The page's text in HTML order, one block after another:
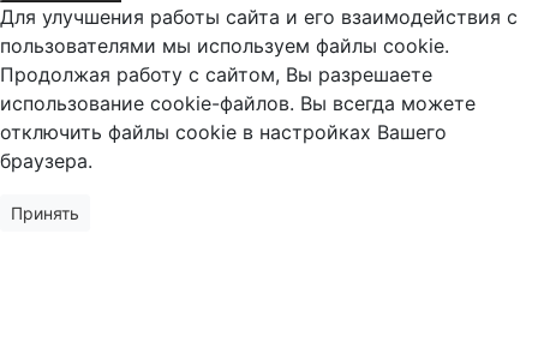
Для улучшения работы сайта и его взаимодействия с
пользователями мы используем файлы cookie.
Продолжая работу с сайтом, Вы разрешаете
использование cookie-файлов. Вы всегда можете
отключить файлы cookie в настройках Вашего
браузера.
Принять